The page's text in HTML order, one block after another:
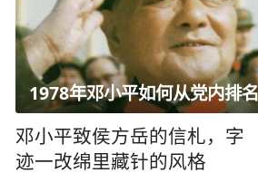
邓小平致侯方岳的信札，字
迹一改绵里藏针的风格